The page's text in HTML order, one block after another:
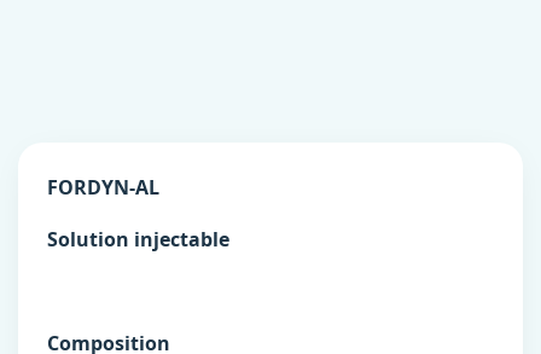
FORDYN-AL
Solution injectable
Composition